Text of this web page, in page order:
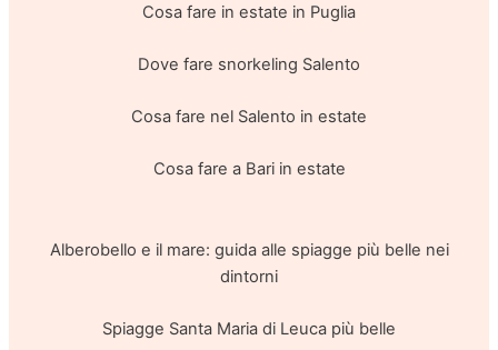
Cosa fare in estate in Puglia
Dove fare snorkeling Salento
Cosa fare nel Salento in estate
Cosa fare a Bari in estate
Alberobello e il mare: guida alle spiagge più belle nei
dintorni
Spiagge Santa Maria di Leuca più belle